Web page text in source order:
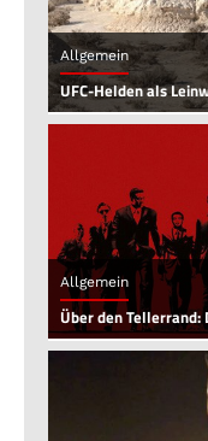
Allgemein
UFC-Helden als
Allgemein
Über den Tellerrand: